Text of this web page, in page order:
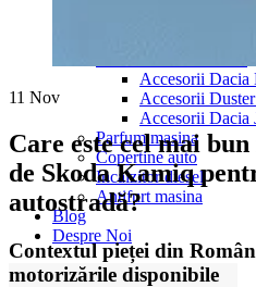
Accesorii Dacia
Accesorii
Accesorii Dacia
Parfum masina
Copertine auto
Incalzitor diesel
Antifurt masina
Blog
Despre Noi
11 Nov
Care este cel mai
de Skoda Kamiq
autostradă?
Contextul pieței din
motorizările disponibile